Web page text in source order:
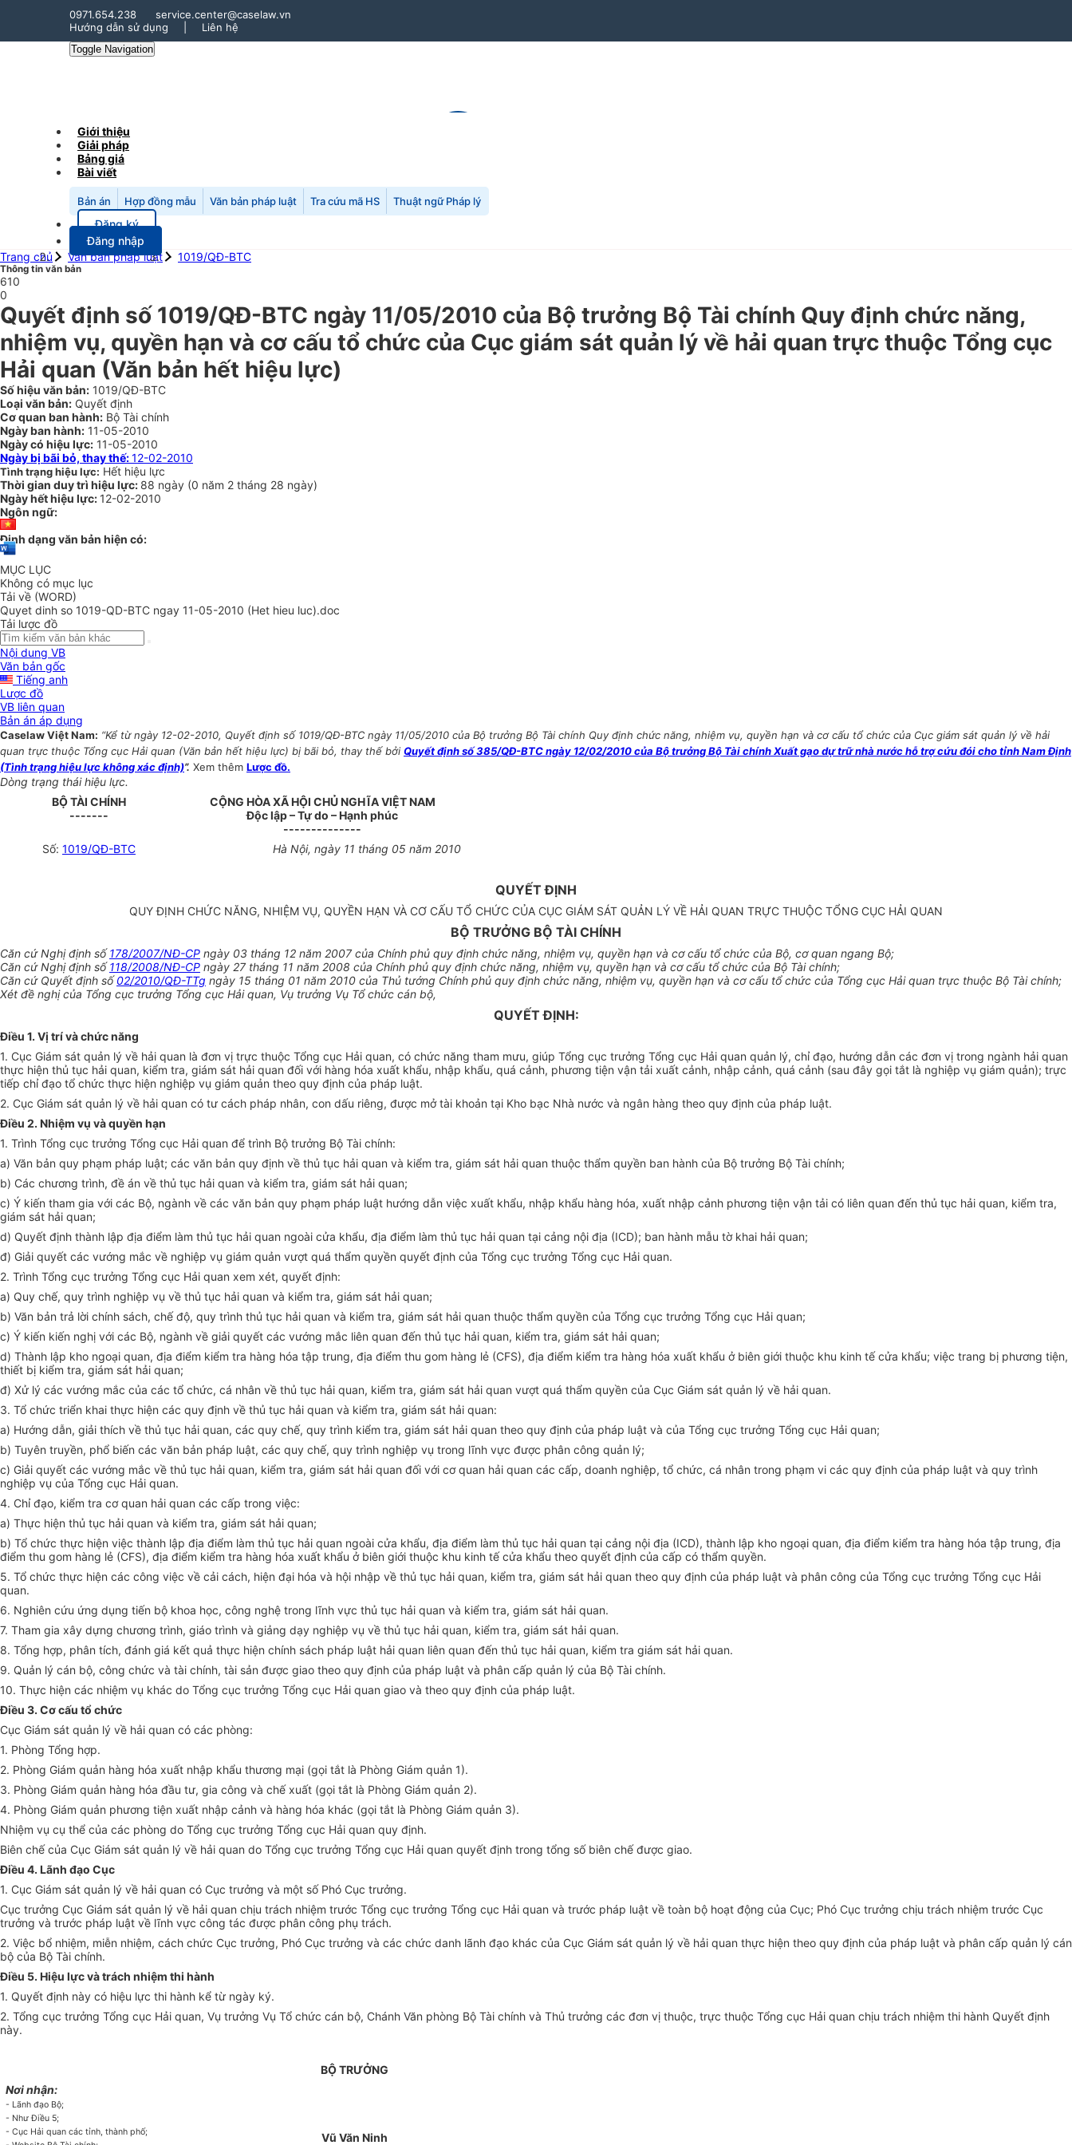
0971.654.238
service.center@caselaw.vn
Hướng dẫn sử dụng
Liên hệ
Toggle Navigation
Giới thiệu
Giải pháp
Bảng giá
Bài viết
Bản án Hợp đồng mẫu Văn bản pháp luật Tra cứu mã HS Thuật ngữ Pháp lý
Đăng ký
Đăng nhập
Trang chủ
Văn bản pháp luật 1019/QĐ-BTC
Thông tin văn bản
610
0
Quyết định số 1019/QĐ-BTC ngày 11/05/2010 của Bộ trưởng Bộ Tài chính Quy định chức năng,
nhiệm vụ, quyền hạn và cơ cấu tổ chức của Cục giám sát quản lý về hải quan trực thuộc Tổng cục
Hải quan (Văn bản hết hiệu lực)
Số hiệu văn bản: 1019/QĐ-BTC
Loại văn bản: Quyết định
Cơ quan ban hành: Bộ Tài chính
Ngày ban hành: 11-05-2010
Ngày có hiệu lực: 11-05-2010
Ngày bị bãi bỏ, thay thế:12-02-2010
Tình trạng hiệu lực: Hết hiệu lực
Thời gian duy trì hiệu lực: 88 ngày (0 năm 2 tháng 28 ngày)
Ngày hết hiệu lực: 12-02-2010
Ngôn ngữ:
Định dạng văn bản hiện có:
MỤC LỤC
Không có mục lục
Tải về (WORD)
Quyet dinh so 1019-QD-BTC ngay 11-05-2010 (Het hieu luc).doc
Tải lược đồ
Nội dung VB
Văn bản gốc
Tiếng anh
Lược đồ
VB liên quan
Bản án áp dụng
Caselaw Việt Nam: “Kể từ ngày 12-02-2010, Quyết định số 1019/QĐ-BTC ngày 11/05/2010 của Bộ trưởng Bộ Tài chính Quy định chức năng, nhiệm vụ, quyền hạn và cơ cấu tổ chức của Cục giám sát quản lý về hải
quan trực thuộc Tổng cục Hải quan (Văn bản hết hiệu lực) bị bãi bỏ, thay thế bởi Quyết định số 385/QĐ-BTC ngày 12/02/2010 của Bộ trưởng Bộ Tài chính Xuất gạo dự trữ nhà nước hỗ trợ cứu đói cho tỉnh Nam Định
(Tình trạng hiệu lực không xác định)”. Xem thêm Lược đồ.
Dòng trạng thái hiệu lực.
BỘ TÀI CHÍNH
-------
CỘNG HÒA XÃ HỘI CHỦ NGHĨA VIỆT NAM
Độc lập – Tự do – Hạnh phúc
--------------
Số: 1019/QĐ-BTC Hà Nội, ngày 11 tháng 05 năm 2010
QUYẾT ĐỊNH
QUY ĐỊNH CHỨC NĂNG, NHIỆM VỤ, QUYỀN HẠN VÀ CƠ CẤU TỔ CHỨC CỦA CỤC GIÁM SÁT QUẢN LÝ VỀ HẢI QUAN TRỰC THUỘC TỔNG CỤC HẢI QUAN
BỘ TRƯỞNG BỘ TÀI CHÍNH
Căn cứ Nghị định số178/2007/NĐ-CP ngày 03 tháng 12 năm 2007 của Chính phủ quy định chức năng, nhiệm vụ, quyền hạn và cơ cấu tổ chức của Bộ, cơ quan ngang Bộ;
Căn cứ Nghị định số118/2008/NĐ-CP ngày 27 tháng 11 năm 2008 của Chính phủ quy định chức năng, nhiệm vụ, quyền hạn và cơ cấu tổ chức của Bộ Tài chính;
Căn cứ Quyết định số02/2010/QĐ-TTg ngày 15 tháng 01 năm 2010 của Thủ tướng Chính phủ quy định chức năng, nhiệm vụ, quyền hạn và cơ cấu tổ chức của Tổng cục Hải quan trực thuộc Bộ Tài chính;
Xét đề nghị của Tổng cục trưởng Tổng cục Hải quan, Vụ trưởng Vụ Tổ chức cán bộ,
QUYẾT ĐỊNH:
Điều 1. Vị trí và chức năng
1. Cục Giám sát quản lý về hải quan là đơn vị trực thuộc Tổng cục Hải quan, có chức năng tham mưu, giúp Tổng cục trưởng Tổng cục Hải quan quản lý, chỉ đạo, hướng dẫn các đơn vị trong ngành hải quan
thực hiện thủ tục hải quan, kiểm tra, giám sát hải quan đối với hàng hóa xuất khẩu, nhập khẩu, quá cảnh, phương tiện vận tải xuất cảnh, nhập cảnh, quá cảnh (sau đây gọi tắt là nghiệp vụ giám quản); trực
tiếp chỉ đạo tổ chức thực hiện nghiệp vụ giám quản theo quy định của pháp luật.
2. Cục Giám sát quản lý về hải quan có tư cách pháp nhân, con dấu riêng, được mở tài khoản tại Kho bạc Nhà nước và ngân hàng theo quy định của pháp luật.
Điều 2. Nhiệm vụ và quyền hạn
1. Trình Tổng cục trưởng Tổng cục Hải quan để trình Bộ trưởng Bộ Tài chính:
a) Văn bản quy phạm pháp luật; các văn bản quy định về thủ tục hải quan và kiểm tra, giám sát hải quan thuộc thẩm quyền ban hành của Bộ trưởng Bộ Tài chính;
b) Các chương trình, đề án về thủ tục hải quan và kiểm tra, giám sát hải quan;
c) Ý kiến tham gia với các Bộ, ngành về các văn bản quy phạm pháp luật hướng dẫn việc xuất khẩu, nhập khẩu hàng hóa, xuất nhập cảnh phương tiện vận tải có liên quan đến thủ tục hải quan, kiểm tra,
giám sát hải quan;
d) Quyết định thành lập địa điểm làm thủ tục hải quan ngoài cửa khẩu, địa điểm làm thủ tục hải quan tại cảng nội địa (ICD); ban hành mẫu tờ khai hải quan;
đ) Giải quyết các vướng mắc về nghiệp vụ giám quản vượt quá thẩm quyền quyết định của Tổng cục trưởng Tổng cục Hải quan.
2. Trình Tổng cục trưởng Tổng cục Hải quan xem xét, quyết định:
a) Quy chế, quy trình nghiệp vụ về thủ tục hải quan và kiểm tra, giám sát hải quan;
b) Văn bản trả lời chính sách, chế độ, quy trình thủ tục hải quan và kiểm tra, giám sát hải quan thuộc thẩm quyền của Tổng cục trưởng Tổng cục Hải quan;
c) Ý kiến kiến nghị với các Bộ, ngành về giải quyết các vướng mắc liên quan đến thủ tục hải quan, kiểm tra, giám sát hải quan;
d) Thành lập kho ngoại quan, địa điểm kiểm tra hàng hóa tập trung, địa điểm thu gom hàng lẻ (CFS), địa điểm kiểm tra hàng hóa xuất khẩu ở biên giới thuộc khu kinh tế cửa khẩu; việc trang bị phương tiện,
thiết bị kiểm tra, giám sát hải quan;
đ) Xử lý các vướng mắc của các tổ chức, cá nhân về thủ tục hải quan, kiểm tra, giám sát hải quan vượt quá thẩm quyền của Cục Giám sát quản lý về hải quan.
3. Tổ chức triển khai thực hiện các quy định về thủ tục hải quan và kiểm tra, giám sát hải quan:
a) Hướng dẫn, giải thích về thủ tục hải quan, các quy chế, quy trình kiểm tra, giám sát hải quan theo quy định của pháp luật và của Tổng cục trưởng Tổng cục Hải quan;
b) Tuyên truyền, phổ biến các văn bản pháp luật, các quy chế, quy trình nghiệp vụ trong lĩnh vực được phân công quản lý;
c) Giải quyết các vướng mắc về thủ tục hải quan, kiểm tra, giám sát hải quan đối với cơ quan hải quan các cấp, doanh nghiệp, tổ chức, cá nhân trong phạm vi các quy định của pháp luật và quy trình
nghiệp vụ của Tổng cục Hải quan.
4. Chỉ đạo, kiểm tra cơ quan hải quan các cấp trong việc:
a) Thực hiện thủ tục hải quan và kiểm tra, giám sát hải quan;
b) Tổ chức thực hiện việc thành lập địa điểm làm thủ tục hải quan ngoài cửa khẩu, địa điểm làm thủ tục hải quan tại cảng nội địa (ICD), thành lập kho ngoại quan, địa điểm kiểm tra hàng hóa tập trung, địa
điểm thu gom hàng lẻ (CFS), địa điểm kiểm tra hàng hóa xuất khẩu ở biên giới thuộc khu kinh tế cửa khẩu theo quyết định của cấp có thẩm quyền.
5. Tổ chức thực hiện các công việc về cải cách, hiện đại hóa và hội nhập về thủ tục hải quan, kiểm tra, giám sát hải quan theo quy định của pháp luật và phân công của Tổng cục trưởng Tổng cục Hải
quan.
6. Nghiên cứu ứng dụng tiến bộ khoa học, công nghệ trong lĩnh vực thủ tục hải quan và kiểm tra, giám sát hải quan.
7. Tham gia xây dựng chương trình, giáo trình và giảng dạy nghiệp vụ về thủ tục hải quan, kiểm tra, giám sát hải quan.
8. Tổng hợp, phân tích, đánh giá kết quả thực hiện chính sách pháp luật hải quan liên quan đến thủ tục hải quan, kiểm tra giám sát hải quan.
9. Quản lý cán bộ, công chức và tài chính, tài sản được giao theo quy định của pháp luật và phân cấp quản lý của Bộ Tài chính.
10. Thực hiện các nhiệm vụ khác do Tổng cục trưởng Tổng cục Hải quan giao và theo quy định của pháp luật.
Điều 3. Cơ cấu tổ chức
Cục Giám sát quản lý về hải quan có các phòng:
1. Phòng Tổng hợp.
2. Phòng Giám quản hàng hóa xuất nhập khẩu thương mại (gọi tắt là Phòng Giám quản 1).
3. Phòng Giám quản hàng hóa đầu tư, gia công và chế xuất (gọi tắt là Phòng Giám quản 2).
4. Phòng Giám quản phương tiện xuất nhập cảnh và hàng hóa khác (gọi tắt là Phòng Giám quản 3).
Nhiệm vụ cụ thể của các phòng do Tổng cục trưởng Tổng cục Hải quan quy định.
Biên chế của Cục Giám sát quản lý về hải quan do Tổng cục trưởng Tổng cục Hải quan quyết định trong tổng số biên chế được giao.
Điều 4. Lãnh đạo Cục
1. Cục Giám sát quản lý về hải quan có Cục trưởng và một số Phó Cục trưởng.
Cục trưởng Cục Giám sát quản lý về hải quan chịu trách nhiệm trước Tổng cục trưởng Tổng cục Hải quan và trước pháp luật về toàn bộ hoạt động của Cục; Phó Cục trưởng chịu trách nhiệm trước Cục
trưởng và trước pháp luật về lĩnh vực công tác được phân công phụ trách.
2. Việc bổ nhiệm, miễn nhiệm, cách chức Cục trưởng, Phó Cục trưởng và các chức danh lãnh đạo khác của Cục Giám sát quản lý về hải quan thực hiện theo quy định của pháp luật và phân cấp quản lý cán
bộ của Bộ Tài chính.
Điều 5. Hiệu lực và trách nhiệm thi hành
1. Quyết định này có hiệu lực thi hành kể từ ngày ký.
2. Tổng cục trưởng Tổng cục Hải quan, Vụ trưởng Vụ Tổ chức cán bộ, Chánh Văn phòng Bộ Tài chính và Thủ trưởng các đơn vị thuộc, trực thuộc Tổng cục Hải quan chịu trách nhiệm thi hành Quyết định
này.
Nơi nhận:
- Lãnh đạo Bộ;
- Như Điều 5;
- Cục Hải quan các tỉnh, thành phố;
BỘ TRƯỞNG
Vũ Văn Ninh